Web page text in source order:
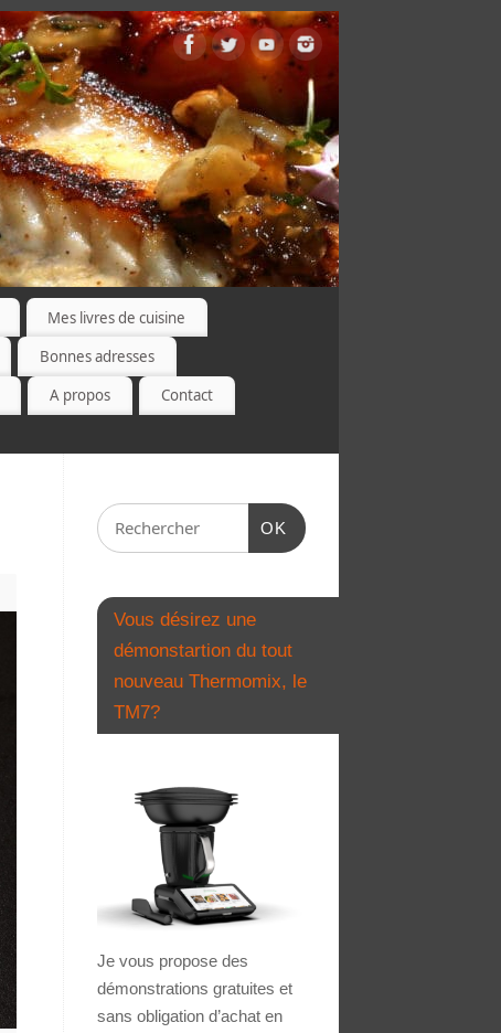
Mes livres de cuisine
Bonnes adresses
A propos
Contact
OK
Vous désirez une
démonstartion du tout
nouveau Thermomix, le
TM7?
Je vous propose des
démonstrations gratuites et
sans obligation d’achat en